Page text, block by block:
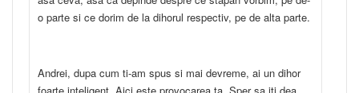
o parte si ce dorim de la dihorul respectiv, pe de alta parte.
Andrei, dupa cum ti-am spus si mai devreme, ai un dihor